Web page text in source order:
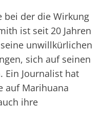
bei der die Wirkung
ist seit 20 Jahren
unwillkürlichen
sich auf seinen
Ein Journalist hat
auf Marihuana
ihre